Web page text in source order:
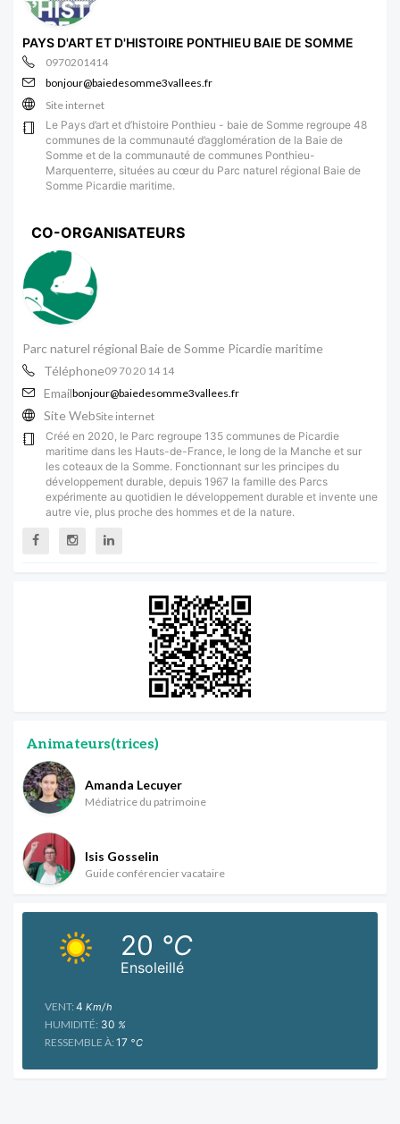
PAYS D'ART ET D'HISTOIRE PONTHIEU BAIE DE SOMME
0970201414
bonjour@baiedesomme3vallees.fr
Site internet
Le Pays d’art et d’histoire Ponthieu - baie de Somme regroupe 48
communes de la communauté d’agglomération de la Baie de
Somme et de la communauté de communes Ponthieu-
Marquenterre, situées au cœur du Parc naturel régional Baie de
Somme Picardie maritime.
CO-ORGANISATEURS
Parc naturel régional Baie de Somme Picardie maritime
Téléphone09 70 20 14 14
Emailbonjour@baiedesomme3vallees.fr
Site WebSite internet
Créé en 2020, le Parc regroupe 135 communes de Picardie
maritime dans les Hauts-de-France, le long de la Manche et sur
les coteaux de la Somme. Fonctionnant sur les principes du
développement durable, depuis 1967 la famille des Parcs
expérimente au quotidien le développement durable et invente une
autre vie, plus proche des hommes et de la nature.
Animateurs(trices)
Amanda Lecuyer
Médiatrice du patrimoine
Isis Gosselin
Guide conférencier vacataire
Ensoleillé
20 °C
VENT: 4 Km/h
HUMIDITÉ: 30 %
RESSEMBLE À: 17 °C